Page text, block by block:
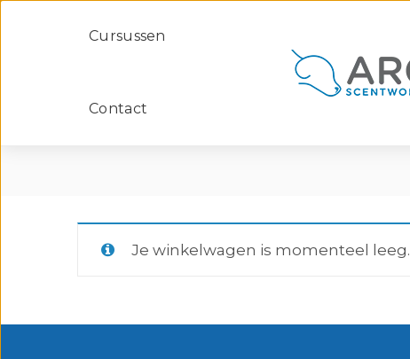
Cursussen
Contact
Je winkelwagen is momenteel leeg.